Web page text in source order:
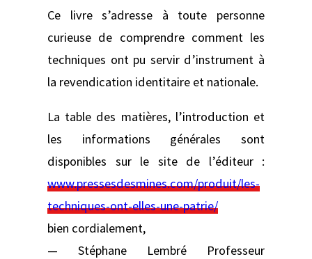
Ce livre s’adresse à toute personne
curieuse de comprendre comment les
techniques ont pu servir d’instrument à
la revendication identitaire et nationale.
La table des matières, l’introduction et
les informations générales sont
disponibles sur le site de l’éditeur :
www.pressesdesmines.com/produit/les-
techniques-ont-elles-une-patrie/
bien cordialement,
— Stéphane Lembré Professeur